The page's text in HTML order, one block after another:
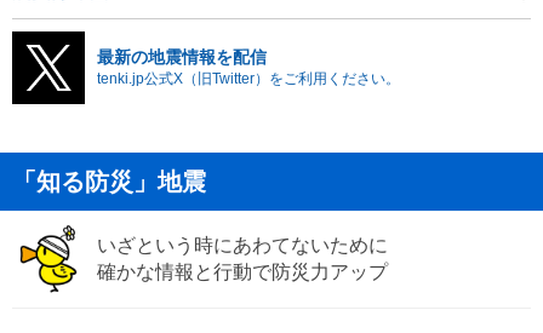
最新の地震情報を配信
tenki.jp公式X（旧Twitter）をご利用ください。
「知る防災」地震
いざという時にあわてないために
確かな情報と行動で防災力アップ